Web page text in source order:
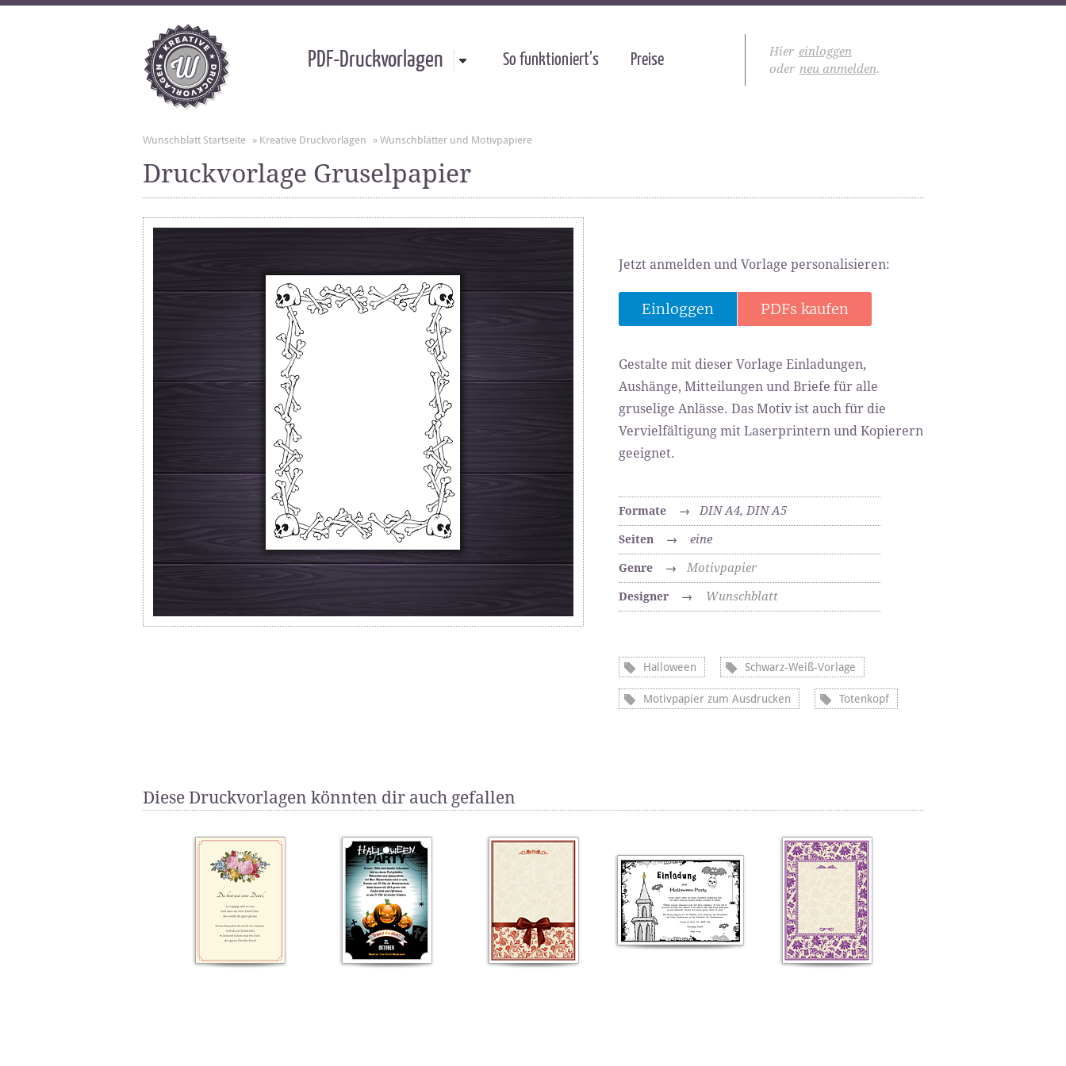
Hier einloggen
oder neu anmelden.
PDF-Druckvorlagen So funktioniert’s Preise
Wunschblatt Startseite » Kreative Druckvorlagen » Wunschblätter und Motivpapiere
Druckvorlage Gruselpapier
Jetzt anmelden und Vorlage personalisieren:
Einloggen PDFs kaufen
Gestalte mit dieser Vorlage Einladungen,
Aushänge, Mitteilungen und Briefe für alle
gruselige Anlässe. Das Motiv ist auch für die
Vervielfältigung mit Laserprintern und Kopierern
geeignet.
Formate → DIN A4, DIN A5
Seiten → eine
Genre → Motivpapier
Designer → Wunschblatt
Halloween Schwarz-Weiß-Vorlage
Motivpapier zum Ausdrucken Totenkopf
Diese Druckvorlagen könnten dir auch gefallen